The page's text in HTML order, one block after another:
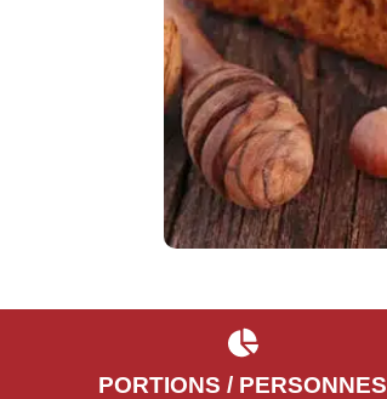
PORTIONS / PERSONNES